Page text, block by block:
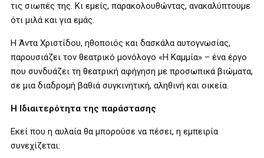
τις σιωπές της. Κι εμείς, παρακολουθώντας, ανακαλύπτουμε
ότι μιλά και για εμάς.
Η Άντα Χριστίδου, ηθοποιός και δασκάλα αυτογνωσίας,
παρουσιάζει τον θεατρικό μονόλογο «Η Καμμία» – ένα έργο
που συνδυάζει τη θεατρική αφήγηση με προσωπικά βιώματα,
σε μια διαδρομή βαθιά συγκινητική, αληθινή και οικεία.
Η Ιδιαιτερότητα της παράστασης
Εκεί που η αυλαία θα μπορούσε να πέσει, η εμπειρία
συνεχίζεται: